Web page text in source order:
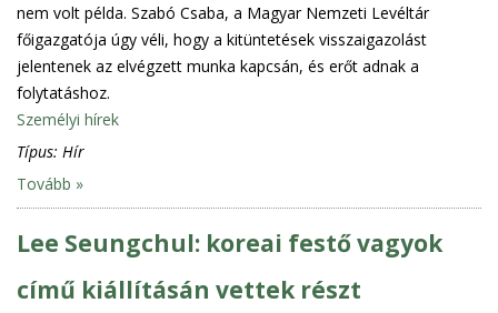
nem volt példa. Szabó Csaba, a Magyar Nemzeti Levéltár
főigazgatója úgy véli, hogy a kitüntetések visszaigazolást
jelentenek az elvégzett munka kapcsán, és erőt adnak a
folytatáshoz.
Személyi hírek
Típus: Hír
Tovább »
Lee Seungchul: koreai festő vagyok
című kiállításán vettek részt